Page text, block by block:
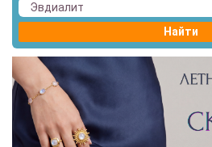
Найти